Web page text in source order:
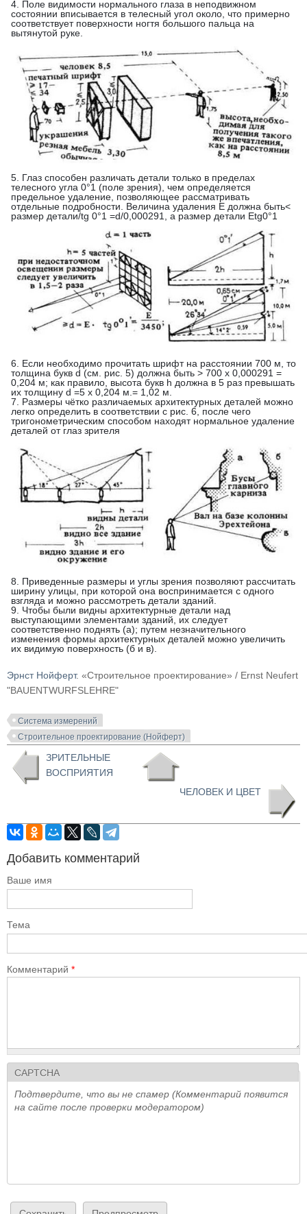
4. Поле видимости нормального глаза в неподвижном
состоянии вписывается в телесный угол около, что примерно
соответствует поверхности ногтя большого пальца на
вытянутой руке.
5. Глаз способен различать детали только в пределах
телесного угла 0°1 (поле зрения), чем определяется
предельное удаление, позволяющее рассматривать
отдельные подробности. Величина удаления Е должна быть<
размер детали/tg 0°1 =d/0,000291, а размер детали Etg0°1
6. Если необходимо прочитать шрифт на расстоянии 700 м, то
толщина букв d (cм. рис. 5) должна быть > 700 х 0,000291 =
0,204 м; как правило, высота букв h должна в 5 раз превышать
их толщину d =5 х 0,204 м.= 1,02 м.
7. Размеры чётко различаемых архитектурных деталей можно
легко определить в соответствии с рис. 6, после чего
тригонометрическим способом находят нормальное удаление
деталей от глаз зрителя
8. Приведенные размеры и углы зрения позволяют рассчитать
ширину улицы, при которой она воспринимается с одного
взгляда и можно рассмотреть детали зданий.
9. Чтобы были видны архитектурные детали над
выступающими элементами зданий, их следует
соответственно поднять (а); путем незначительного
изменения формы архитектурных деталей можно увеличить
их видимую поверхность (б и в).
Эрнст Нойферт. «Строительное проектирование» / Ernst Neufert
"BAUENTWURFSLEHRE"
Система измерений
Строительное проектирование (Нойферт)
ЗРИТЕЛЬНЫЕ
ВОСПРИЯТИЯ
ЧЕЛОВЕК И ЦВЕТ
Добавить комментарий
Ваше имя
Тема
Комментарий *
CAPTCHA
Подтвердите, что вы не спамер (Комментарий появится
на сайте после проверки модератором)